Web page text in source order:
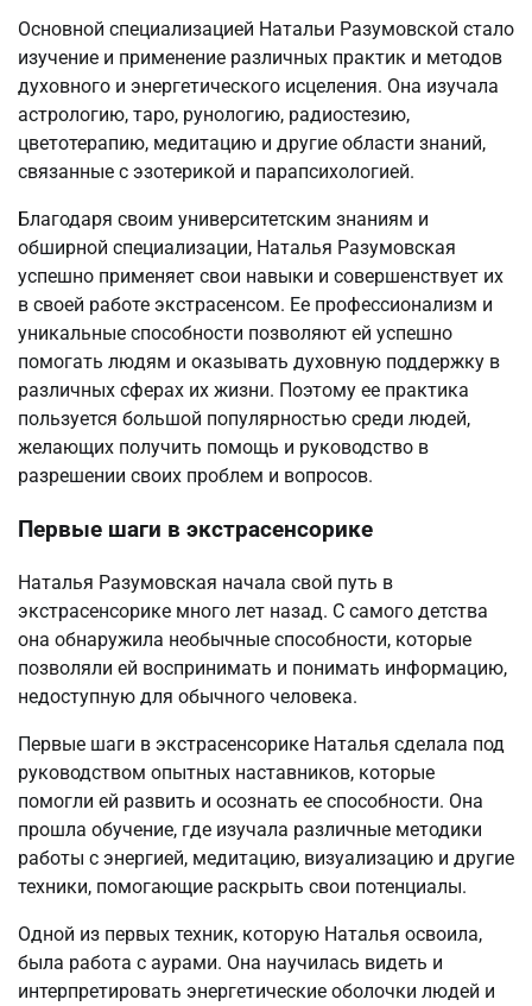
Основной специализацией Натальи Разумовской стало
изучение и применение различных практик и методов
духовного и энергетического исцеления. Она изучала
астрологию, таро, рунологию, радиостезию,
цветотерапию, медитацию и другие области знаний,
связанные с эзотерикой и парапсихологией.
Благодаря своим университетским знаниям и
обширной специализации, Наталья Разумовская
успешно применяет свои навыки и совершенствует их
в своей работе экстрасенсом. Ее профессионализм и
уникальные способности позволяют ей успешно
помогать людям и оказывать духовную поддержку в
различных сферах их жизни. Поэтому ее практика
пользуется большой популярностью среди людей,
желающих получить помощь и руководство в
разрешении своих проблем и вопросов.
Первые шаги в экстрасенсорике
Наталья Разумовская начала свой путь в
экстрасенсорике много лет назад. С самого детства
она обнаружила необычные способности, которые
позволяли ей воспринимать и понимать информацию,
недоступную для обычного человека.
Первые шаги в экстрасенсорике Наталья сделала под
руководством опытных наставников, которые
помогли ей развить и осознать ее способности. Она
прошла обучение, где изучала различные методики
работы с энергией, медитацию, визуализацию и другие
техники, помогающие раскрыть свои потенциалы.
Одной из первых техник, которую Наталья освоила,
была работа с аурами. Она научилась видеть и
интерпретировать энергетические оболочки людей и